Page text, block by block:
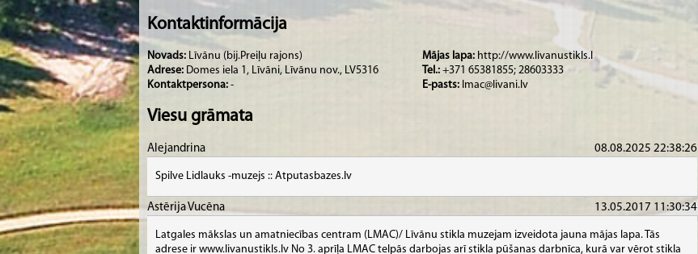
Kontaktinformācija
Novads: Līvānu (bij.Preiļu rajons)
Adrese: Domes iela 1, Līvāni, Līvānu nov., LV5316
Kontaktpersona: -
Mājas lapa: http://www.livanustikls.l
Tel.: +371 65381855; 28603333
E-pasts: lmac@livani.lv
Viesu grāmata
Alejandrina 08.08.2025 22:38:26
Spilve Lidlauks -muzejs :: Atputasbazes.lv
Astērija Vucēna 13.05.2017 11:30:34
Latgales mākslas un amatniecības centram (LMAC)/ Līvānu stikla muzejam izveidota jauna mājas lapa. Tās
adrese ir www.livanustikls.lv No 3. aprīļa LMAC telpās darbojas arī stikla pūšanas darbnīca, kurā var vērot stikla